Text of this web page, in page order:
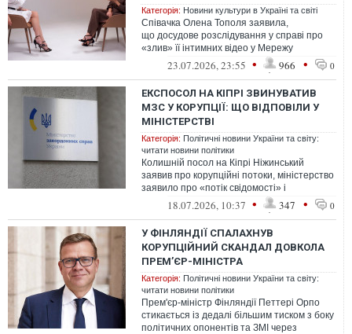
Категорія: Новини культури в Україні та світі
Співачка Олена Тополя заявила,
що досудове розслідування у справі про
«злив» її інтимних відео у Мережу
та вимагання грошей завершили.
23.07.2026, 23:55 • 966 • 0
ЕКСПОСОЛ НА КІПРІ ЗВИНУВАТИВ
МЗС У КОРУПЦІЇ: ЩО ВІДПОВІЛИ У
МІНІСТЕРСТВІ
Категорія: Політичні новини України та світу:
читати новини політики
Колишній посол на Кіпрі Ніжинський
заявив про корупційні потоки, міністерство
заявило про «потік свідомості» і
стверджує, що дипломатом керує «мотив
18.07.2026, 10:37 • 347 • 0
У ФІНЛЯНДІЇ СПАЛАХНУВ
КОРУПЦІЙНИЙ СКАНДАЛ ДОВКОЛА
ПРЕМ’ЄР-МІНІСТРА
Категорія: Політичні новини України та світу:
читати новини політики
Прем'єр-міністр Фінляндії Петтері Орпо
стикається із дедалі більшим тиском з боку
політичних опонентів та ЗМІ через